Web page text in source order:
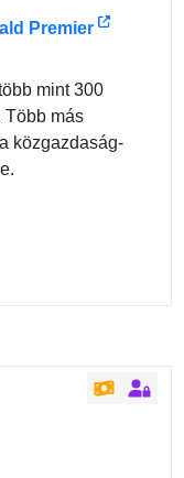
Premier
mint 300
Több más
közgazdaság-